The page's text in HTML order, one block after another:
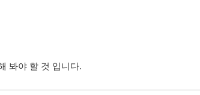
봐야 할 것 입니다.